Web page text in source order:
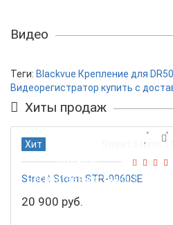
Видео
Теги: Blackvue Крепление для
Видеорегистратор купить с
Хиты продаж
Хит
Подарок!
Бесплатная доставка
Street Storm STR-9960SE
20 900 руб.